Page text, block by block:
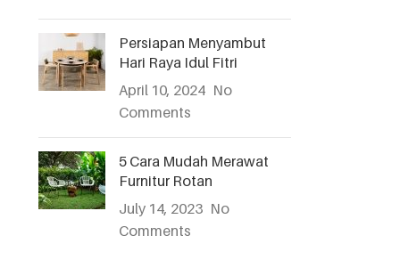
Persiapan Menyambut
Hari Raya Idul Fitri
April 10, 2024 No
Comments
5 Cara Mudah Merawat
Furnitur Rotan
July 14, 2023 No
Comments